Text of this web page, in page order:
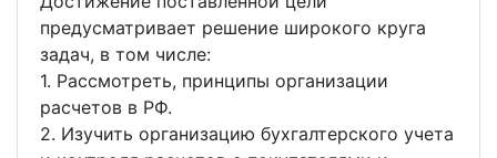
предусматривает решение широкого круга
задач, в том числе:
1. Рассмотреть, принципы организации
расчетов в РФ.
2. Изучить организацию бухгалтерского учета